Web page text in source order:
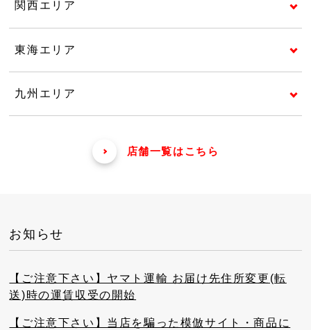
関西エリア
東海エリア
九州エリア
店舗一覧はこちら
お知らせ
【ご注意下さい】ヤマト運輸 お届け先住所変更(転
送)時の運賃収受の開始
【ご注意下さい】当店を騙った模倣サイト・商品に